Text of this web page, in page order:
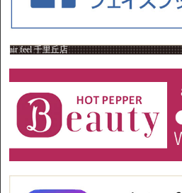
air feel 千里丘店